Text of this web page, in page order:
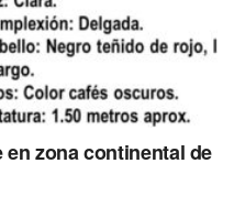
en zona continental de